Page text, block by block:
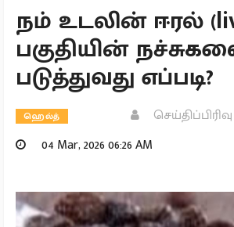
நம் உடலின் ஈரல்
பகுதியின்
படுத்துவது எப்படி?
ஹெல்த்
செய்திப்பிரிவு
04 Mar, 2026 06:26 AM